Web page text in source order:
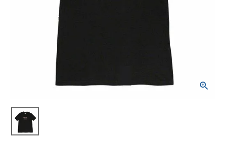
Tシャツ・ロングスリーブ
パーカー・トレーナー